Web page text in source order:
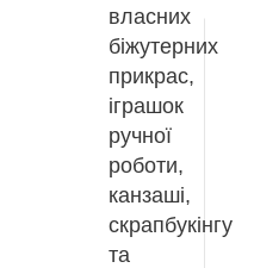
власних
біжутерних
прикрас,
іграшок
ручної
роботи,
канзаші,
скрапбукінгу
та